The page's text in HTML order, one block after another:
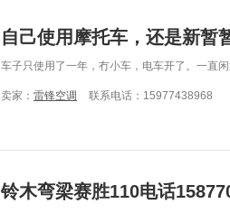
自己使用摩托车，还是新暂
车子只使用了一年，冇小车，电车开了。一直
卖家： 雷锋空调 联系电话：15977438968
铃木弯梁赛胜110电话